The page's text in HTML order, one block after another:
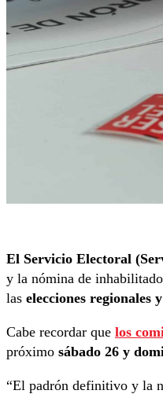
El Servicio Electoral
y la nómina de
las elecciones regionales
Cabe recordar que los
próximo sábado 26 y
“El padrón definitivo y la